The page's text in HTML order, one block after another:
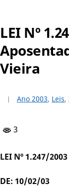
LEI Nº
Vieira
Ano 2003, Leis,
3
LEI Nº 1.247/2003
DE: 10/02/03